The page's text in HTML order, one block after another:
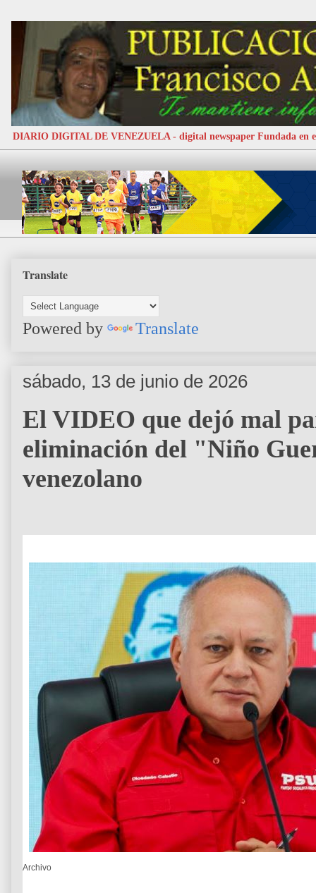
DIARIO DIGITAL DE VENEZUELA - digital newspaper Fundada en
Translate
Powered by Translate
sábado, 13 de junio de 2026
El VIDEO que dejó mal
eliminación del "Niño
venezolano
Archivo